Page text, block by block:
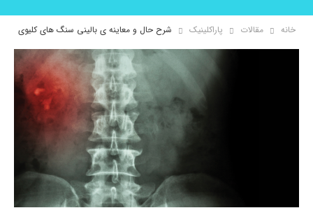
خانه مقالات پاراکلینیک شرح حال و معاینه ی بالینی سنگ های کلیوی